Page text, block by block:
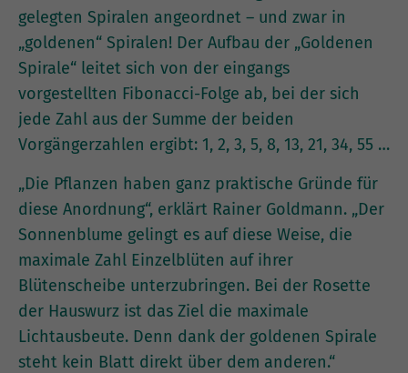
gelegten Spiralen angeordnet – und zwar in
„goldenen“ Spiralen! Der Aufbau der „Goldenen
Spirale“ leitet sich von der eingangs
vorgestellten Fibonacci-Folge ab, bei der sich
jede Zahl aus der Summe der beiden
Vorgängerzahlen ergibt: 1, 2, 3, 5, 8, 13, 21, 34, 55 …
„Die Pflanzen haben ganz praktische Gründe für
diese Anordnung“, erklärt Rainer Goldmann. „Der
Sonnenblume gelingt es auf diese Weise, die
maximale Zahl Einzelblüten auf ihrer
Blütenscheibe unterzubringen. Bei der Rosette
der Hauswurz ist das Ziel die maximale
Lichtausbeute. Denn dank der goldenen Spirale
steht kein Blatt direkt über dem anderen.“